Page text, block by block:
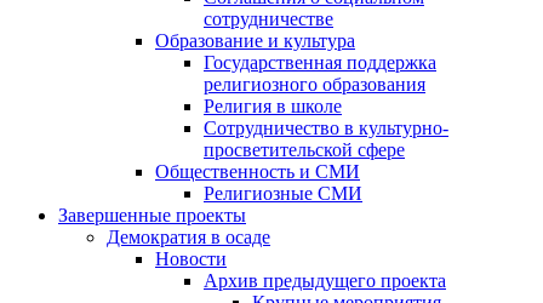
сотрудничестве
Образование и культура
Государственная поддержка
религиозного образования
Религия в школе
Сотрудничество в культурно-
просветительской сфере
Общественность и СМИ
Религиозные СМИ
Завершенные проекты
Демократия в осаде
Новости
Архив предыдущего проекта